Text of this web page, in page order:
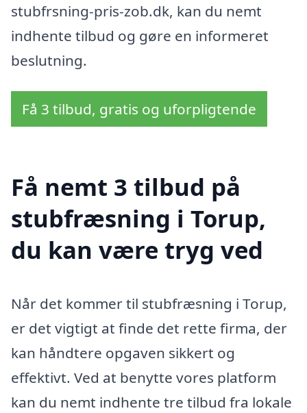
stubfrsning-pris-zob.dk, kan du nemt
indhente tilbud og gøre en informeret
beslutning.
Få 3 tilbud, gratis og uforpligtende
Få nemt 3 tilbud på
stubfræsning i Torup,
du kan være tryg ved
Når det kommer til stubfræsning i Torup,
er det vigtigt at finde det rette firma, der
kan håndtere opgaven sikkert og
effektivt. Ved at benytte vores platform
kan du nemt indhente tre tilbud fra lokale